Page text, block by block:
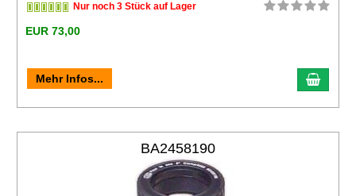
Nur noch 3 Stück auf Lager
EUR 73,00
Mehr Infos...
BA2458190